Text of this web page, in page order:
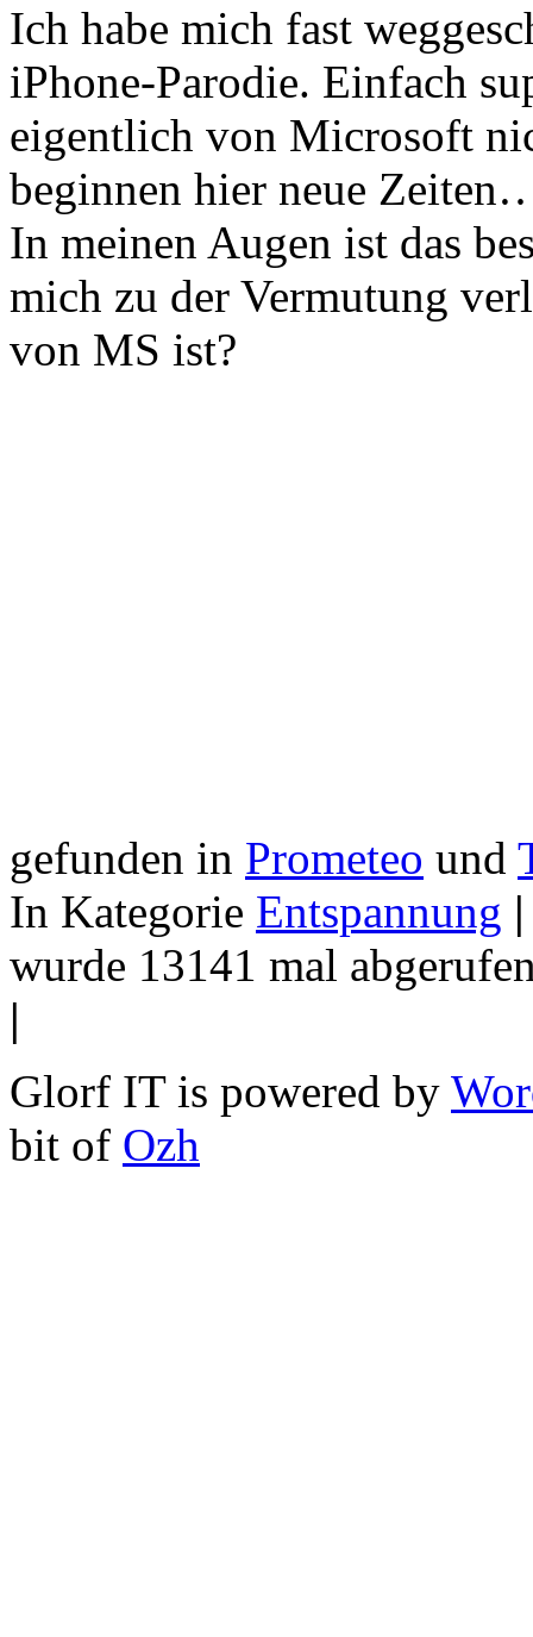
Ich habe mich fast
iPhone-Parodie. Einfach
eigentlich von Microsoft
beginnen hier neue
In meinen Augen ist das
mich zu der Vermutung
von MS ist?
gefunden in Prometeo und
In Kategorie Entspannung |
wurde 13141 mal
|
Glorf IT is powered by
bit of Ozh